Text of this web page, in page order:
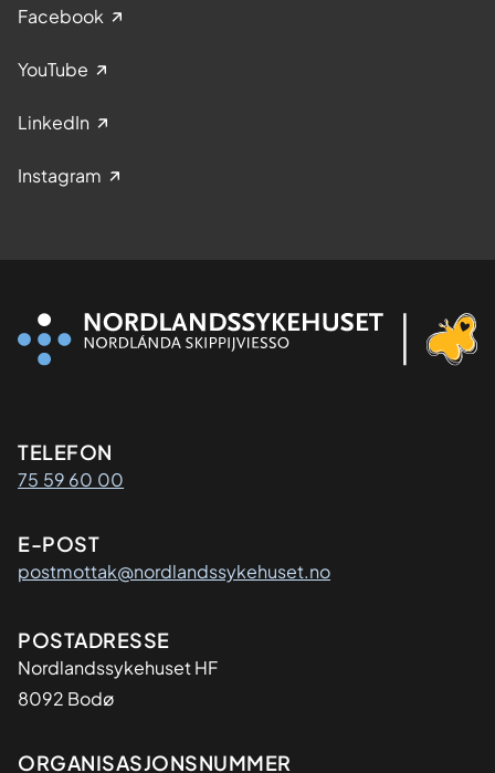
Facebook
YouTube
LinkedIn
Instagram
Kontaktinformasjon
TELEFON
75 59 60 00
E-POST
postmottak@nordlandssykehuset.no
Adresse
POSTADRESSE
Nordlandssykehuset HF
8092 Bodø
ORGANISASJONSNUMMER